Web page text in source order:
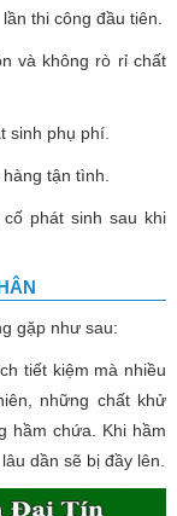
thi công đầu tiên.
và không rò rỉ chất
sinh phụ phí.
tận tình.
phát sinh sau khi
gặp như sau:
tiết kiệm mà nhiều
những chất khử
hầm chứa. Khi hầm
dần sẽ bị đầy lên.